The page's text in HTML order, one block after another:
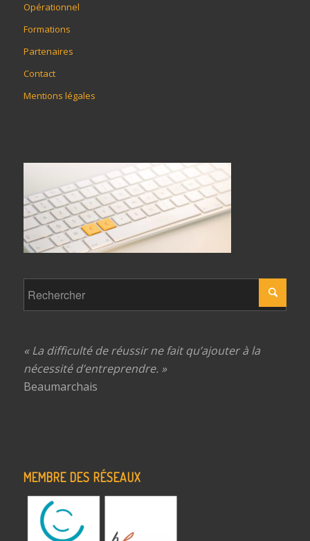
Opérationnel
Formations
Partenaires
Contact
Mentions légales
« La difficulté de réussir ne fait qu’ajouter à la
nécessité d’entreprendre. »
Beaumarchais
MEMBRE DES RÉSEAUX